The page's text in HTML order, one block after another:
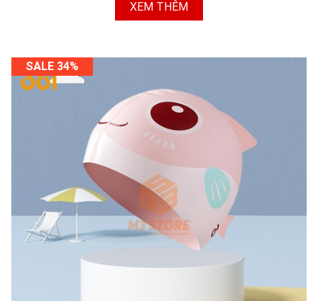
XEM THÊM
SALE 34%